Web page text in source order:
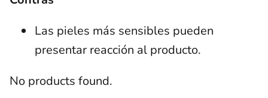
Las pieles más sensibles pueden
presentar reacción al producto.
No products found.